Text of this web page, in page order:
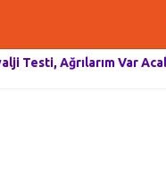
Testi, Ağrılarım Var